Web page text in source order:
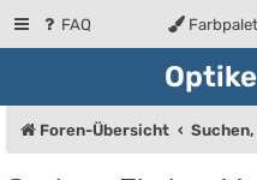
FAQ
Foren-Übersicht